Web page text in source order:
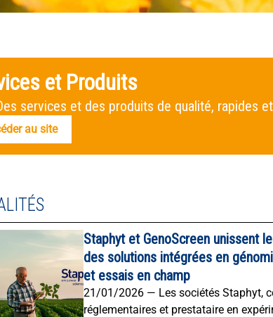
et Produits
services et des produits de qualité, rapides
au site
Staphyt et GenoScreen unissent
des solutions intégrées en
et essais en champ
21/01/2026 — Les sociétés Staphyt,
réglementaires et prestataire en